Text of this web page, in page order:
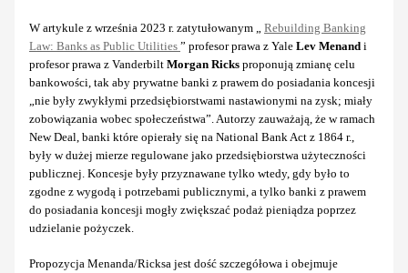
W artykule z września 2023 r. zatytułowanym „ Rebuilding Banking
Law: Banks as Public Utilities ” profesor prawa z Yale Lev Menand i
profesor prawa z Vanderbilt Morgan Ricks proponują zmianę celu
bankowości, tak aby prywatne banki z prawem do posiadania koncesji
„nie były zwykłymi przedsiębiorstwami nastawionymi na zysk; miały
zobowiązania wobec społeczeństwa”. Autorzy zauważają, że w ramach
New Deal, banki które opierały się na National Bank Act z 1864 r.,
były w dużej mierze regulowane jako przedsiębiorstwa użyteczności
publicznej. Koncesje były przyznawane tylko wtedy, gdy było to
zgodne z wygodą i potrzebami publicznymi, a tylko banki z prawem
do posiadania koncesji mogły zwiększać podaż pieniądza poprzez
udzielanie pożyczek.
Propozycja Menanda/Ricksa jest dość szczegółowa i obejmuje